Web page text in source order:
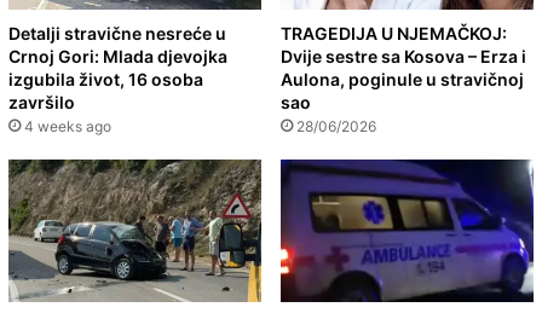
Detalji stravične nesreće u
Crnoj Gori: Mlada djevojka
izgubila život, 16 osoba
završilo
4 weeks ago
TRAGEDIJA U NJEMAČKOJ:
Dvije sestre sa Kosova – Erza i
Aulona, poginule u stravičnoj
sao
28/06/2026